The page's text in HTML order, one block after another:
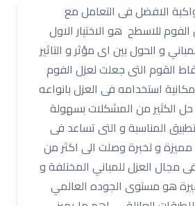
الافضل فى التعامل مع
للاسطح هو الاختيار الاول
و الحول بين اى مؤثر و التاثير
القوم التى جعلت لعزل الفوم
استخدامه فى العزل بانواعه
الكثير من المشكلات بسهولة
المناسبة و التى تساعد فى
مميزة و لخبرة وصلت الى اكثر من
العزل للمباني المختلفة و
هو مستوى الجوده العالمي